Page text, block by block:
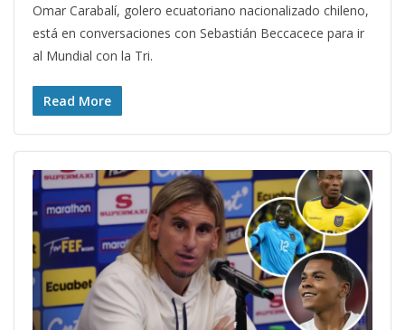
Omar Carabalí, golero ecuatoriano nacionalizado chileno,
está en conversaciones con Sebastián Beccacece para ir
al Mundial con la Tri.
Read More